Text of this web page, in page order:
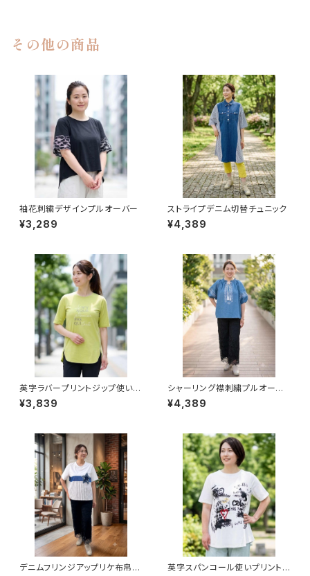
その他の商品
袖花刺繍デザインプルオーバー
¥3,289
ストライプデニム切替チュニック
¥4,389
英字ラバープリントジップ使いチ
ュニック
¥3,839
シャーリング襟刺繍プルオーバ
ー
¥4,389
デニムフリンジアップリケ布帛プ
英字スパンコール使いプリントチ